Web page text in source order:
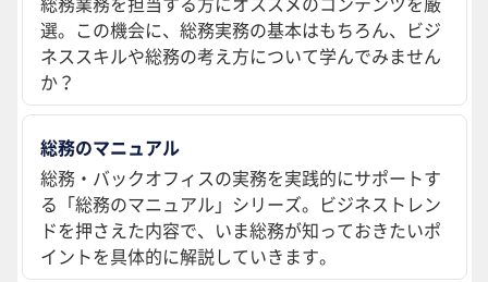
選。この機会に、総務実務の基本はもちろん、ビジ
ネススキルや総務の考え方について学んでみません
か？
総務のマニュアル
総務・バックオフィスの実務を実践的にサポートす
る「総務のマニュアル」シリーズ。ビジネストレン
ドを押さえた内容で、いま総務が知っておきたいポ
イントを具体的に解説していきます。